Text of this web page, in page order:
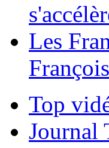
Les
Top
Journal